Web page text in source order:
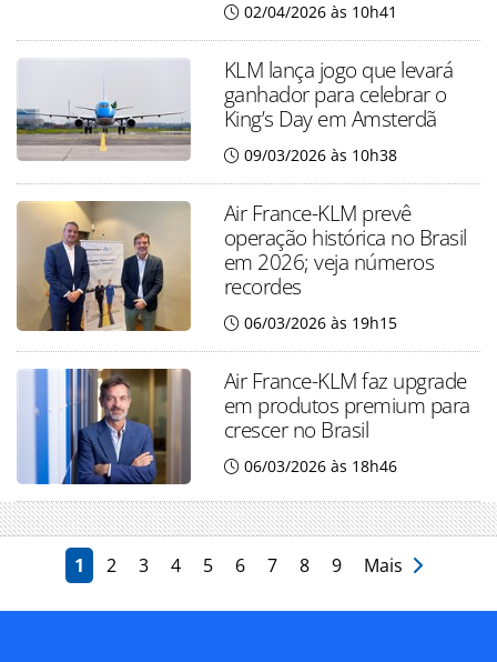
02/04/2026 às 10h41
KLM lança jogo que levará
ganhador para celebrar o
King’s Day em Amsterdã
09/03/2026 às 10h38
Air France-KLM prevê
operação histórica no Brasil
em 2026; veja números
recordes
06/03/2026 às 19h15
Air France-KLM faz upgrade
em produtos premium para
crescer no Brasil
06/03/2026 às 18h46
1 2 3 4 5 6 7 8 9 Mais